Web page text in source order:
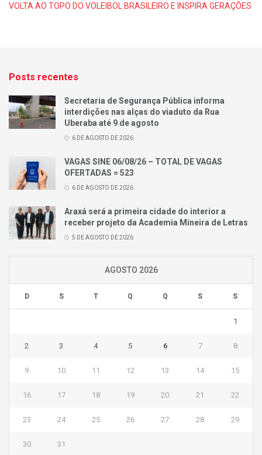
VOLTA AO TOPO DO VOLEIBOL BRASILEIRO E INSPIRA GERAÇÕES
Posts recentes
Secretaria de Segurança Pública informa
interdições nas alças do viaduto da Rua
Uberaba até 9 de agosto
6 DE AGOSTO DE 2026
VAGAS SINE 06/08/26 – TOTAL DE VAGAS
OFERTADAS = 523
6 DE AGOSTO DE 2026
Araxá será a primeira cidade do interior a
receber projeto da Academia Mineira de Letras
5 DE AGOSTO DE 2026
AGOSTO 2026
D S T Q Q S S
1
2 3 4 5 6 7 8
9 10 11 12 13 14 15
16 17 18 19 20 21 22
23 24 25 26 27 28 29
30 31